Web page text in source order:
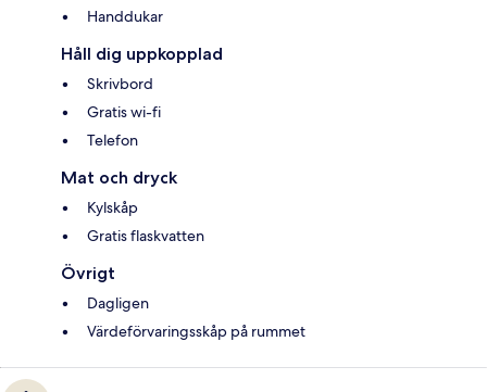
Handdukar
Håll dig uppkopplad
Skrivbord
Gratis wi-fi
Telefon
Mat och dryck
Kylskåp
Gratis flaskvatten
Övrigt
Dagligen
Värdeförvaringsskåp på rummet